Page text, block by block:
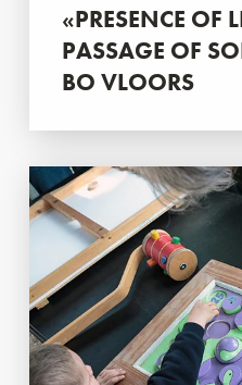
«PRESENCE OF
PASSAGE OF
BO VLOORS